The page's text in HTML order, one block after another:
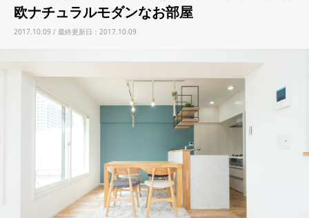
欧ナチュラルモダンなお部屋
2017.10.09 / 最終更新日：2017.10.09